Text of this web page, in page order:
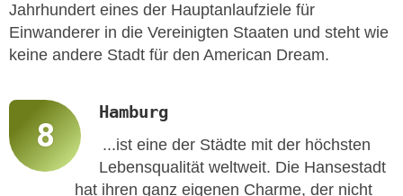
Jahrhundert eines der Hauptanlaufziele für
Einwanderer in die Vereinigten Staaten und steht wie
keine andere Stadt für den American Dream.
Hamburg
...ist eine der Städte mit der höchsten
Lebensqualität weltweit. Die Hansestadt
hat ihren ganz eigenen Charme, der nicht